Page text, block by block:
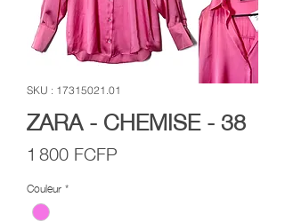
SKU : 17315021.01
ZARA - CHEMISE - 38
1 800 FCFP
Couleur*